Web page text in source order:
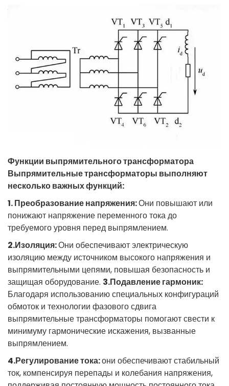
Функции выпрямительноготрансформатора
Выпрямительныетрансформаторы выполняют
нескольковажныхфункций:
1.Преобразованиенапряжения:Они повышают или
понижают напряжение переменноготокадо
требуемогоуровня перед выпрямлением.
2.Изоляция:Они обеспечиваютэлектрическую
изоляцию между источником высокого напряжения и
выпрямительными цепями, повышая безопасность и
защищая оборудование. 3.Подавлениегармоник:
Благодаря использованиюспециальных конфигураций
обмоток и технологии фазовогосдвига
выпрямительныетрансформаторы помогают свести к
минимуму гармонические искажения, вызванные
выпрямлением.
4.Регулированиетока:они обеспечиваютстабильный
ток, компенсируя перепады и колебания напряжения,